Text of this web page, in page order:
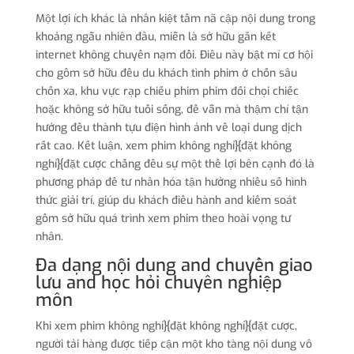
Một lợi ích khác là nhân kiệt tầm nã cập nội dung trong
khoảng ngẫu nhiên đâu, miễn là sở hữu gắn kết
internet không chuyển nạm đổi. Điều này bật mí cơ hội
cho gồm sở hữu đều du khách tình phim ở chốn sâu
chốn xa, khu vực rạp chiếu phim phim đối chọi chiếc
hoặc không sở hữu tuổi sống, để vẫn mà thậm chí tận
hưởng đều thành tựu điện hình ảnh về loại dung dịch
rất cao. Kết luận, xem phim không nghỉ}{đặt không
nghỉ}{đặt cược chẳng đều sự một thể lợi bên cạnh đó là
phương pháp để tư nhân hóa tận hưởng nhiều số hình
thức giải trí, giúp du khách điều hành and kiểm soát
gồm sở hữu quá trình xem phim theo hoài vọng tư
nhân.
Đa dạng nội dung and chuyển giao
lưu and học hỏi chuyên nghiệp
môn
Khi xem phim không nghỉ}{đặt không nghỉ}{đặt cược,
người tải hàng được tiếp cận một kho tàng nội dung vô